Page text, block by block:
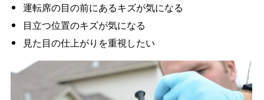
運転席の目の前にあるキズが気になる
目立つ位置のキズが気になる
見た目の仕上がりを重視したい